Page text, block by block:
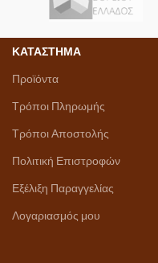
ΚΑΤΑΣΤΗΜΑ
Προϊόντα
Τρόποι Πληρωμής
Τρόποι Αποστολής
Πολιτική Επιστροφών
Εξέλιξη Παραγγελίας
Λογαριασμός μου